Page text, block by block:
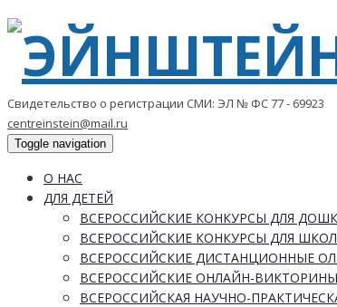
Свидетельство о регистрации СМИ: ЭЛ № ФС 77 - 69923
centreinstein@mail.ru
Toggle navigation
О НАС
ДЛЯ ДЕТЕЙ
ВСЕРОССИЙСКИЕ КОНКУРСЫ ДЛЯ
ВСЕРОССИЙСКИЕ КОНКУРСЫ ДЛЯ
ВСЕРОССИЙСКИЕ ДИСТАНЦИОННЫЕ
ВСЕРОССИЙСКИЕ ОНЛАЙН-ВИКТОРИНЫ
ВСЕРОССИЙСКАЯ НАУЧНО-